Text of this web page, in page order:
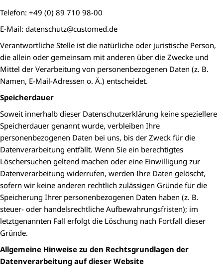
Telefon: +49 (0) 89 710 98-00
E-Mail: datenschutz@customed.de
Verantwortliche Stelle ist die natürliche oder juristische Person,
die allein oder gemeinsam mit anderen über die Zwecke und
Mittel der Verarbeitung von personenbezogenen Daten (z. B.
Namen, E-Mail-Adressen o. Ä.) entscheidet.
Speicherdauer
Soweit innerhalb dieser Datenschutzerklärung keine speziellere
Speicherdauer genannt wurde, verbleiben Ihre
personenbezogenen Daten bei uns, bis der Zweck für die
Datenverarbeitung entfällt. Wenn Sie ein berechtigtes
Löschersuchen geltend machen oder eine Einwilligung zur
Datenverarbeitung widerrufen, werden Ihre Daten gelöscht,
sofern wir keine anderen rechtlich zulässigen Gründe für die
Speicherung Ihrer personenbezogenen Daten haben (z. B.
steuer- oder handelsrechtliche Aufbewahrungsfristen); im
letztgenannten Fall erfolgt die Löschung nach Fortfall dieser
Gründe.
Allgemeine Hinweise zu den Rechtsgrundlagen der
Datenverarbeitung auf dieser Website